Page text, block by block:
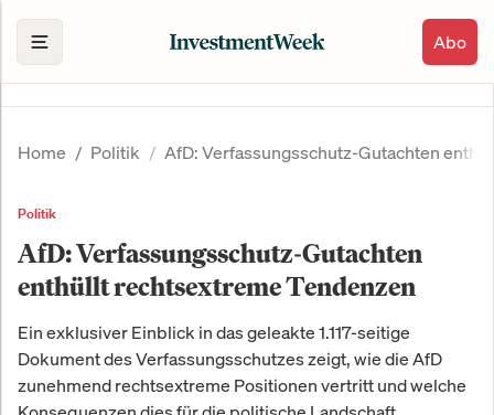
Abo
Home Politik AfD: Verfassungsschutz-Gutachten
Politik
AfD: Verfassungsschutz-Gutachten
enthüllt rechtsextreme Tendenzen
Ein exklusiver Einblick in das geleakte 1.117-seitige
Dokument des Verfassungsschutzes zeigt, wie die AfD
zunehmend rechtsextreme Positionen vertritt und welche